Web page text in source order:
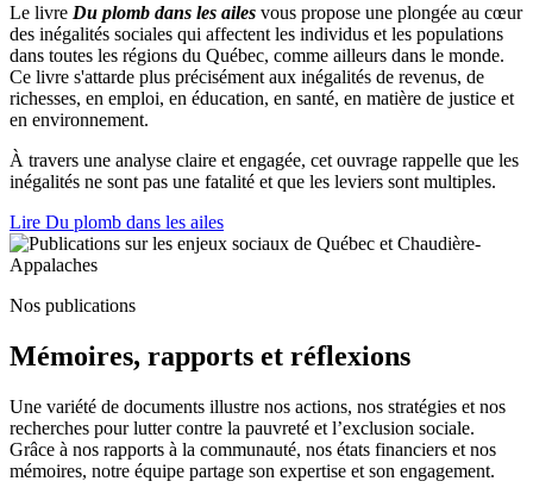
Le livre Du plomb dans les ailes vous propose une plongée au cœur
des inégalités sociales qui affectent les individus et les populations
dans toutes les régions du Québec, comme ailleurs dans le monde.
Ce livre s'attarde plus précisément aux inégalités de revenus, de
richesses, en emploi, en éducation, en santé, en matière de justice et
en environnement.
À travers une analyse claire et engagée, cet ouvrage rappelle que les
inégalités ne sont pas une fatalité et que les leviers sont multiples.
Lire Du plomb dans les ailes
Nos publications
Mémoires, rapports et réflexions
Une variété de documents illustre nos actions, nos stratégies et nos
recherches pour lutter contre la pauvreté et l’exclusion sociale.
Grâce à nos rapports à la communauté, nos états financiers et nos
mémoires, notre équipe partage son expertise et son engagement.